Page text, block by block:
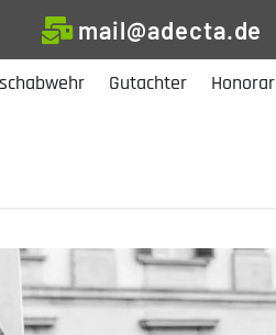
mail@adecta.de
Gutachter Honorar